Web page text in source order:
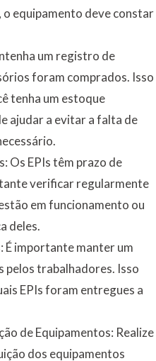
o equipamento deve constar
um registro de
foram comprados. Isso
tenha um estoque
ajudar a evitar a falta de
Os EPIs têm prazo de
verificar regularmente
em funcionamento ou
deles.
É importante manter um
pelos trabalhadores. Isso
EPIs foram entregues a
de Equipamentos: Realize
dos equipamentos